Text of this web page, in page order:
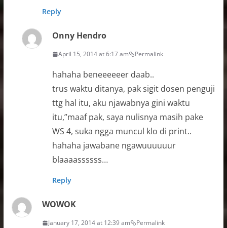
Reply
Onny Hendro
April 15, 2014 at 6:17 am Permalink
hahaha beneeeeeer daab..
trus waktu ditanya, pak sigit dosen penguji
ttg hal itu, aku njawabnya gini waktu
itu,”maaf pak, saya nulisnya masih pake
WS 4, suka ngga muncul klo di print..
hahaha jawabane ngawuuuuuur
blaaaassssss…
Reply
WOWOK
January 17, 2014 at 12:39 am Permalink